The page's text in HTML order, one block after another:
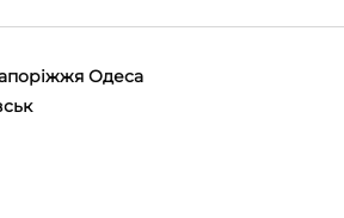
Одеса